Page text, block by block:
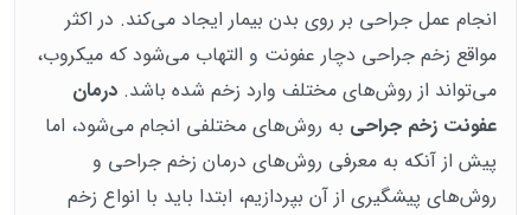
انجام عمل جراحی بر روی بدن بیمار ایجاد می‌کند. در اکثر
مواقع زخم جراحی دچار عفونت و التهاب می‌شود که میکروب،
می‌تواند از روش‌های مختلف وارد زخم شده باشد. درمان
عفونت زخم جراحی به روش‌های مختلفی انجام می‌شود، اما
پیش از آنکه به معرفی روش‌های درمان زخم جراحی و
روش‌های پیشگیری از آن بپردازیم، ابتدا باید با انواع زخم